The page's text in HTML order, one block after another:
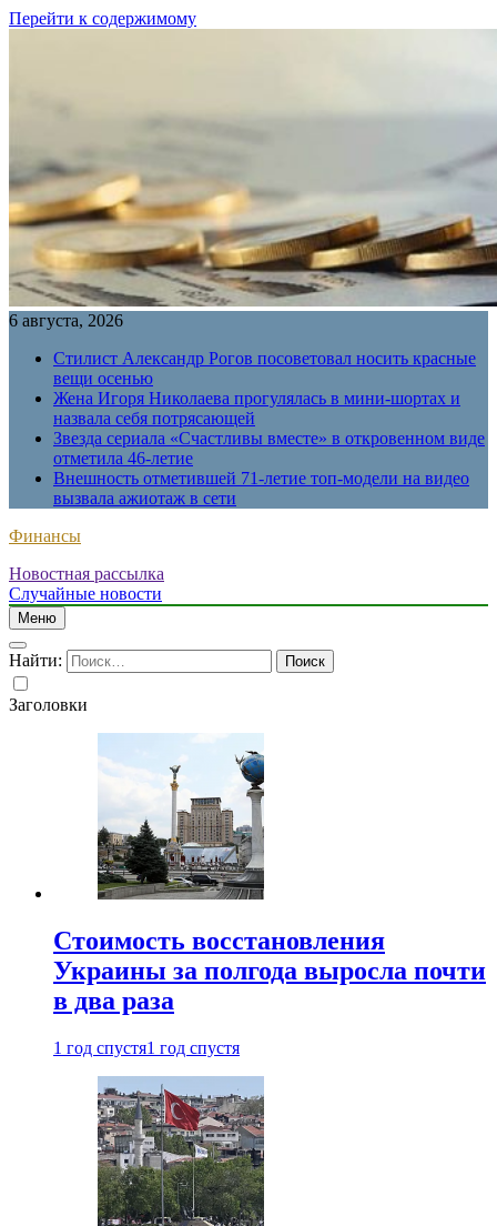
Перейти к содержимому
6 августа, 2026
Стилист Александр Рогов посоветовал носить красные
вещи осенью
Жена Игоря Николаева прогулялась в мини-шортах и
назвала себя потрясающей
Звезда сериала «Счастливы вместе» в откровенном виде
отметила 46-летие
Внешность отметившей 71-летие топ-модели на видео
вызвала ажиотаж в сети
Финансы
Новостная рассылка
Случайные новости
Меню
Найти:
Заголовки
Стоимость восстановления
Украины за полгода выросла почти
в два раза
1 год спустя1 год спустя